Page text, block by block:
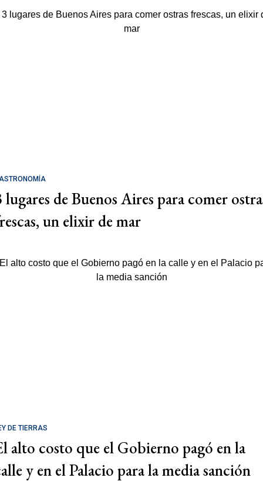
lugares de Buenos Aires para comer
un elixir de mar
DE TIERRAS
alto costo que el Gobierno pagó en la
y en el Palacio para la media sanción